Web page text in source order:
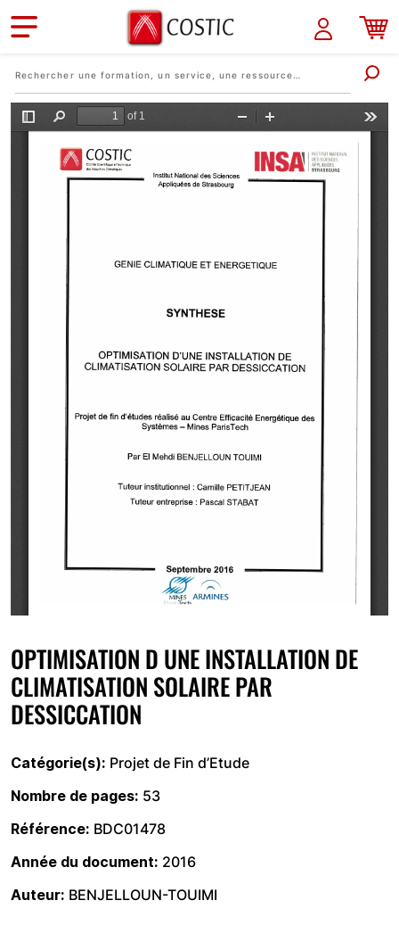
Aller au contenu principal
OPTIMISATION D UNE INSTALLATION DE
CLIMATISATION SOLAIRE PAR
DESSICCATION
Catégorie(s) Projet de Fin d’Etude
Nombre de pages 53
Référence BDC01478
Année du document 2016
Auteur BENJELLOUN-TOUIMI